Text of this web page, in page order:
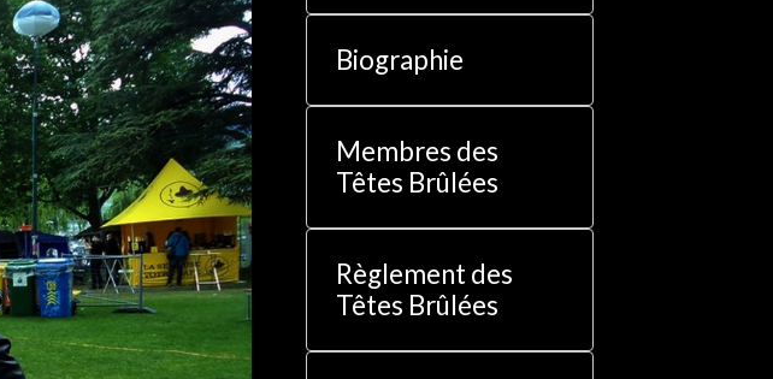
Biographie
Membres des
Têtes Brûlées
Règlement des
Têtes Brûlées